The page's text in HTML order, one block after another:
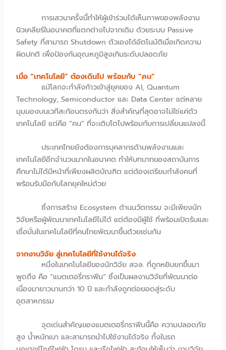
การเสวนาครั้งนี้ทำให้ผู้เข้าร่วมได้เห็นภาพของพลังงาน
นิวเคลียร์ในอนาคตที่แตกต่างไปจากเดิม ด้วยระบบ Passive
Safety ที่สามารถ Shutdown ตัวเองได้อัตโนมัติเมื่อเกิดความ
ผิดปกติ เพื่อป้องกันอุณหภูมิสูงเกินระดับปลอดภัย
เมื่อ “เทคโนโลยี” ต้องเดินไป พร้อมกับ “คน”
แม้โลกจะกำลังก้าวเข้าสู่ยุคของ AI, Quantum
Technology, Semiconductor และ Data Center แต่หลาย
มุมมองบนเวทีสะท้อนตรงกันว่า สิ่งสำคัญที่สุดอาจไม่ใช่แค่ตัว
เทคโนโลยี แต่คือ “คน” ที่จะเติบโตไปพร้อมกับการเปลี่ยนแปลงนี้
ประเทศไทยยังต้องการบุคลากรด้านพลังงานและ
เทคโนโลยีอีกจำนวนมากในอนาคต ทำให้บทบาทของสถาบันการ
ศึกษาไม่ได้มีหน้าที่เพียงผลิตบัณฑิต แต่ต้องเตรียมกำลังคนที่
พร้อมรับมือกับโลกยุคใหม่ด้วย
ซึ่งการสร้าง Ecosystem ด้านนวัตกรรม จะมีเพียงนัก
วิจัยหรือผู้พัฒนาเทคโนโลยีไม่ได้ แต่ต้องมีผู้ใช้ ที่พร้อมเปิดรับและ
เชื่อมั่นในเทคโนโลยีที่คนไทยพัฒนาขึ้นด้วยเช่นกัน
จากงานวิจัย สู่เทคโนโลยีที่ใช้งานได้จริง
หนึ่งในเทคโนโลยีของนักวิจัย สจล. ที่ถูกหยิบยกขึ้นมา
พูดถึง คือ “แบตเตอรี่กราฟีน” ซึ่งเป็นผลงานวิจัยที่พัฒนาต่อ
เนื่องมายาวนานกว่า 10 ปี และกำลังถูกต่อยอดสู่ระดับ
อุตสาหกรรม
จุดเด่นสำคัญของแบตเตอรี่กราฟีนนี้คือ ความปลอดภัย
สูง น้ำหนักเบา และสามารถนำไปใช้งานได้จริง ทั้งในรถ